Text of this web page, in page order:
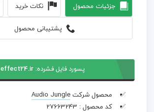
جزئیات محصول نکات خرید
پشتیبانی محصول
پسورد فایل فشرده:effect24.ir
محصول شرکت Audio Jungle
کد محصول : 27663243